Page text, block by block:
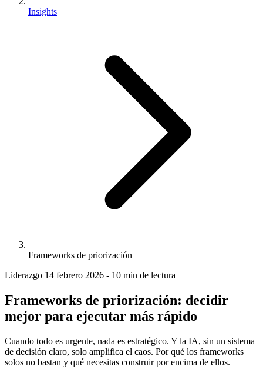
Insights
Frameworks de priorización
Liderazgo 14 febrero 2026 - 10 min de lectura
Frameworks de priorización: decidir
mejor para ejecutar más rápido
Cuando todo es urgente, nada es estratégico. Y la IA, sin un sistema
de decisión claro, solo amplifica el caos. Por qué los frameworks
solos no bastan y qué necesitas construir por encima de ellos.